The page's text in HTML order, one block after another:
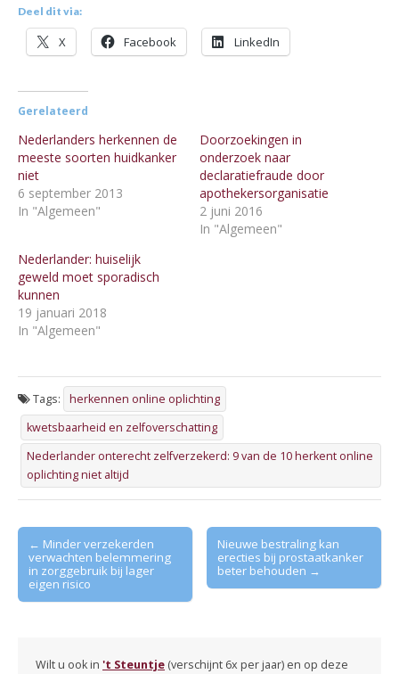
Deel dit via:
X Facebook LinkedIn
Gerelateerd
Nederlanders herkennen de
meeste soorten huidkanker
niet
6 september 2013
In "Algemeen"
Doorzoekingen in
onderzoek naar
declaratiefraude door
apothekersorganisatie
2 juni 2016
In "Algemeen"
Nederlander: huiselijk
geweld moet sporadisch
kunnen
19 januari 2018
In "Algemeen"
Tags:
herkennen online oplichting
kwetsbaarheid en zelfoverschatting
Nederlander onterecht zelfverzekerd: 9 van de 10 herkent online
oplichting niet altijd
Post
navigation
← Minder verzekerden
verwachten belemmering
in zorggebruik bij lager
eigen risico
Nieuwe bestraling kan
erecties bij prostaatkanker
beter behouden →
Wilt u ook in 't Steuntje (verschijnt 6x per jaar) en op deze